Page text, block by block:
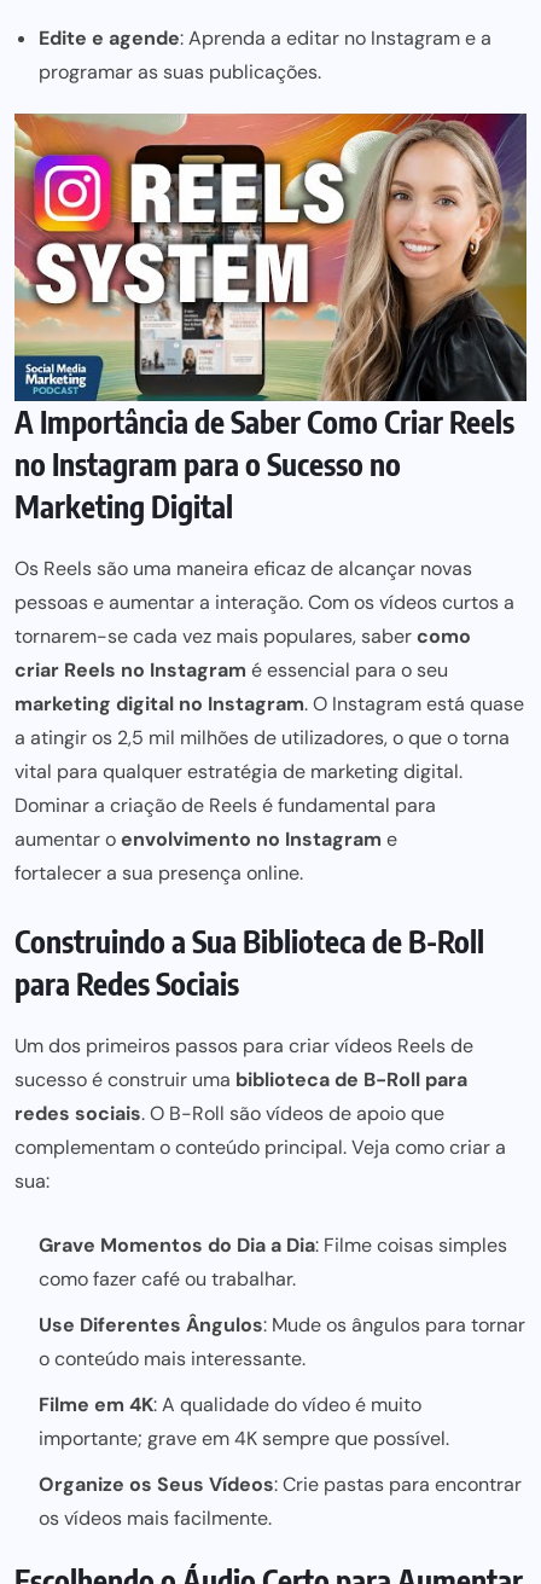
Edite e agende: Aprenda a editar no Instagram e a
programar as suas publicações.
A Importância de Saber Como Criar Reels
no Instagram para o Sucesso no
Marketing Digital
Os Reels são uma maneira eficaz de alcançar novas
pessoas e aumentar a interação. Com os vídeos curtos a
tornarem-se cada vez mais populares, sabercomo
criar Reels no Instagram é essencial para o seu
marketing digital no Instagram. O Instagram está quase
a atingir os 2,5 mil milhões de utilizadores, o que o torna
vital para qualquerestratégia de marketing digital.
Dominar a criação de Reels é fundamental para
aumentar oenvolvimento no Instagram e
fortalecer a sua presença online.
Construindo a Sua Biblioteca de B-Roll
para Redes Sociais
Um dos primeiros passos para criar vídeos Reels de
sucesso é construir uma biblioteca de B-Roll para
redes sociais. O B-Roll são vídeos de apoio que
complementam o conteúdo principal. Veja como criar a
sua:
Grave Momentos do Dia a Dia: Filme coisas simples
como fazer café ou trabalhar.
Use Diferentes Ângulos: Mude os ângulos para tornar
o conteúdo mais interessante.
Filme em 4K: A qualidade do vídeo é muito
importante; grave em 4K sempre que possível.
Organize os Seus Vídeos: Crie pastas para encontrar
os vídeos mais facilmente.